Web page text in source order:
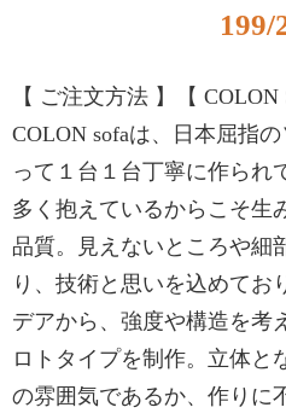
199/
【 ご注文方法 】【 COLON
COLON sofaは、日本屈指
って１台１台丁寧に作られ
多く抱えているからこそ生
品質。見えないところや細
り、技術と思いを込めてお
デアから、強度や構造を考
ロトタイプを制作。立体と
の雰囲気であるか、作りに